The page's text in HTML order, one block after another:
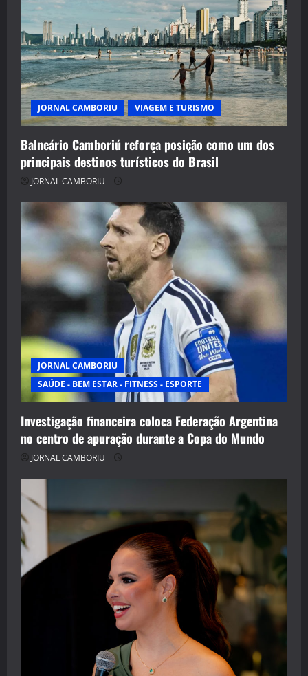
JORNAL CAMBORIU VIAGEM E TURISMO
Balneário Camboriú reforça posição como um dos
principais destinos turísticos do Brasil
JORNAL CAMBORIU
JORNAL CAMBORIU
SAÚDE - BEM ESTAR - FITNESS - ESPORTE
Investigação financeira coloca Federação Argentina
no centro de apuração durante a Copa do Mundo
JORNAL CAMBORIU